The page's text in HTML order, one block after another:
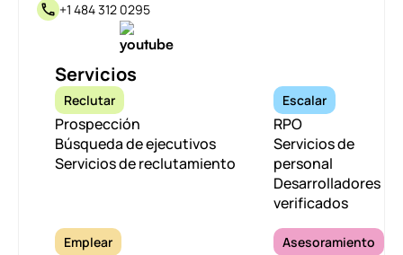
+1 484 312 0295
Servicios
Reclutar
Prospección
Búsqueda de ejecutivos
Servicios de reclutamiento
Escalar
RPO
Servicios de
personal
Desarrolladores
verificados
Emplear Asesoramiento